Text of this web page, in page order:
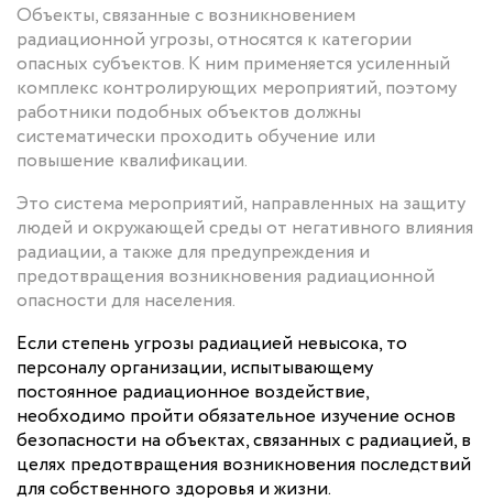
Объекты, связанные с возникновением
радиационной угрозы, относятся к категории
опасных субъектов. К ним применяется усиленный
комплекс контролирующих мероприятий, поэтому
работники подобных объектов должны
систематически проходить обучение или
повышение квалификации.
Это система мероприятий, направленных на защиту
людей и окружающей среды от негативного влияния
радиации, а также для предупреждения и
предотвращения возникновения радиационной
опасности для населения.
Если степень угрозы радиацией невысока, то
персоналу организации, испытывающему
постоянное радиационное воздействие,
необходимо пройти обязательное изучение основ
безопасности на объектах, связанных с радиацией, в
целях предотвращения возникновения последствий
для собственного здоровья и жизни.